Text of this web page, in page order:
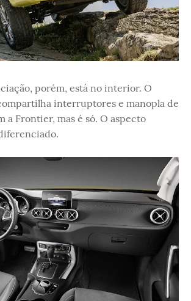
porém, está no interior. O
interruptores e manopla de
a Frontier, mas é só. O aspecto